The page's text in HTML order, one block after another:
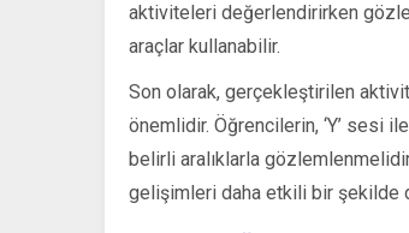
aktiviteleri değerlendirirken
araçlar kullanabilir.
Son olarak, gerçekleştirilen
önemlidir. Öğrencilerin, ‘Y’ sesi
belirli aralıklarla
gelişimleri daha etkili bir şekilde